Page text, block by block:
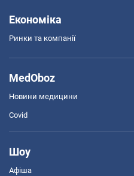
Економіка
Ринки та компанії
MedOboz
Новини медицини
Covid
Шоу
Афіша